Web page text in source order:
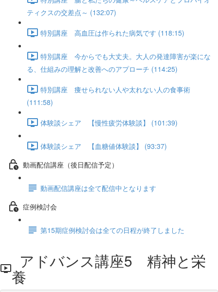
ティクスの交差点～ (132:07)
特別講座 高血圧は作られた病気です (118:15)
特別講座 今からでも大丈夫。大人の発達障害が楽にな
る、仕組みの理解と改善へのアプローチ (114:25)
特別講座 痩せられない人や太れない人の食事術
(111:58)
体験談シェア 【慢性疲労体験談】 (101:39)
体験談シェア 【血糖値体験談】 (93:37)
動画配信講座（後日配信予定）
動画配信講座は全て配信中となります
症例検討会
第15期症例検討会は全ての日程が終了しました
アドバンス講座5 精神と栄
養